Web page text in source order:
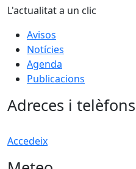
L'actualitat a un clic
Avisos
Notícies
Agenda
Publicacions
Adreces i telèfons
Accedeix